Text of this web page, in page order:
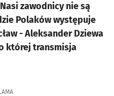
zawodnicy nie są
Polaków występuje
- Aleksander Dziewa
której transmisja